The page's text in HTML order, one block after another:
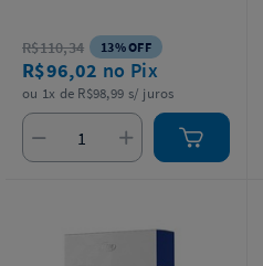
espessura para confecção das
moldeiras + 1 estojo para guardar
as moldeiras + Instruções para o
profissional e o paciente.
R$110,34 13% OFF
R$96,02 no Pix
ou 1x de R$98,99 s/ juros